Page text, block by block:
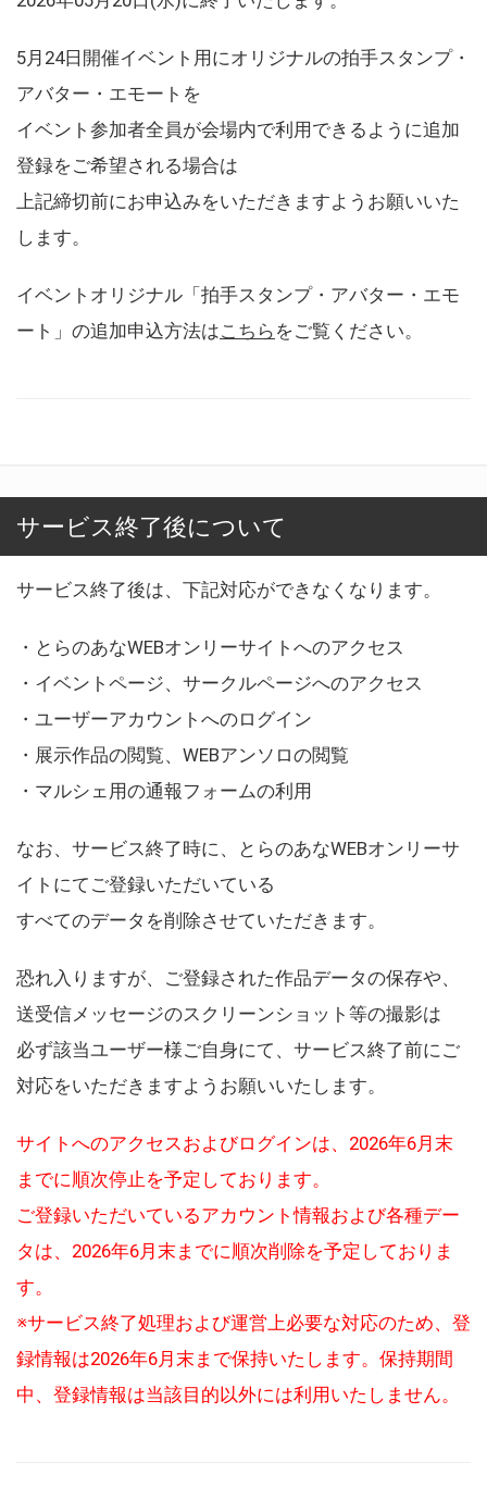
5月24日開催イベント用にオリジナルの拍手スタンプ・
アバター・エモートを
イベント参加者全員が会場内で利用できるように追加
登録をご希望される場合は
上記締切前にお申込みをいただきますようお願いいた
します。
イベントオリジナル「拍手スタンプ・アバター・エモ
ート」の追加申込方法はこちら をご覧ください。
サービス終了後について
サービス終了後は、下記対応ができなくなります。
・とらのあなWEBオンリーサイトへのアクセス
・イベントページ、サークルページへのアクセス
・ユーザーアカウントへのログイン
・展示作品の閲覧、WEBアンソロの閲覧
・マルシェ用の通報フォームの利用
なお、サービス終了時に、とらのあなWEBオンリーサ
イトにてご登録いただいている
すべてのデータを削除させていただきます。
恐れ入りますが、ご登録された作品データの保存や、
送受信メッセージのスクリーンショット等の撮影は
必ず該当ユーザー様ご自身にて、サービス終了前にご
対応をいただきますようお願いいたします。
サイトへのアクセスおよびログインは、2026年6月末
までに順次停止を予定しております。
ご登録いただいているアカウント情報および各種デー
タは、2026年6月末までに順次削除を予定しておりま
す。
※サービス終了処理および運営上必要な対応のため、登
録情報は2026年6月末まで保持いたします。保持期間
中、登録情報は当該目的以外には利用いたしません。